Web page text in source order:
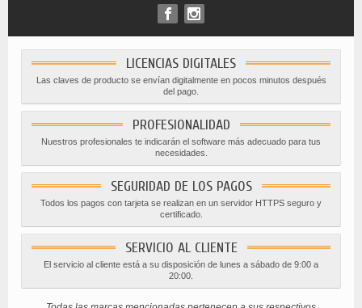
LICENCIAS DIGITALES
Las claves de producto se envían digitalmente en pocos minutos después
del pago.
PROFESIONALIDAD
Nuestros profesionales te indicarán el software más adecuado para tus
necesidades.
SEGURIDAD DE LOS PAGOS
Todos los pagos con tarjeta se realizan en un servidor HTTPS seguro y
certificado.
SERVICIO AL CLIENTE
El servicio al cliente está a su disposición de lunes a sábado de 9:00 a
20:00.